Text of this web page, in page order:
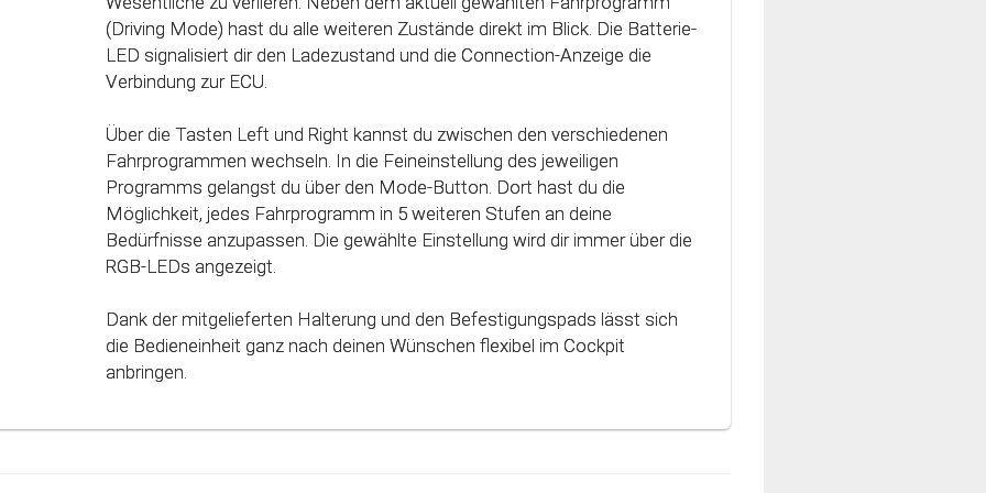
(Driving Mode) hast du alle weiteren Zustände direkt im Blick. Die Batterie-
LED signalisiert dir den Ladezustand und die Connection-Anzeige die
Verbindung zur ECU.
Über die Tasten Left und Right kannst du zwischen den verschiedenen
Fahrprogrammen wechseln. In die Feineinstellung des jeweiligen
Programms gelangst du über den Mode-Button. Dort hast du die
Möglichkeit, jedes Fahrprogramm in 5 weiteren Stufen an deine
Bedürfnisse anzupassen. Die gewählte Einstellung wird dir immer über die
RGB-LEDs angezeigt.
Dank der mitgelieferten Halterung und den Befestigungspads lässt sich
die Bedieneinheit ganz nach deinen Wünschen flexibel im Cockpit
anbringen.
einzelnen Fahrmodi (Fahrprogramme) automatisch an die Charakteristik
des Gaspedals angepasst. Mit Hilfe dieser innovativen Technologie
werden alle Potenziale deines Fahrzeuges erkannt und können optimal